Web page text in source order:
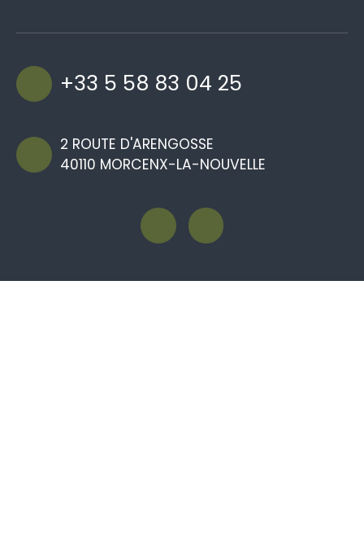
+33 5 58 83 04 25
2 ROUTE D'ARENGOSSE
40110 MORCENX-LA-NOUVELLE